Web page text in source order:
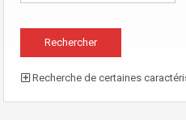
Recherche de certaines